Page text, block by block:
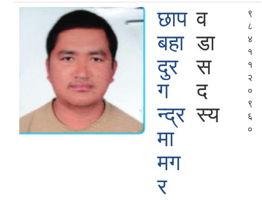
छाप
बहा
दुर
ग
न्द्र
मा
मग
र
व
डा
स
द
स्य
९
८
४
१
१
२
०
९
६
०